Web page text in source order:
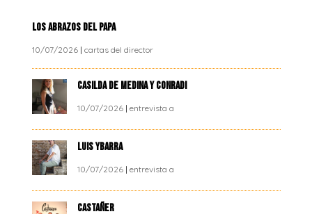
LOS ABRAZOS DEL PAPA
10/07/2026| cartas del director
CASILDA DE MEDINA Y CONRADI
10/07/2026| entrevista a
LUIS YBARRA
10/07/2026| entrevista a
CASTAÑER